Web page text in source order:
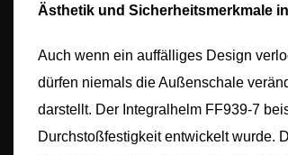
Ästhetik und Sicherheitsmerkmale
Auch wenn ein auffälliges Design
dürfen niemals die Außenschale
darstellt. Der Integralhelm FF939-7
Durchstoßfestigkeit entwickelt wurde.